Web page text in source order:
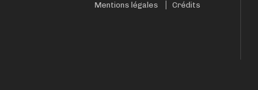
Mentions légales Crédits